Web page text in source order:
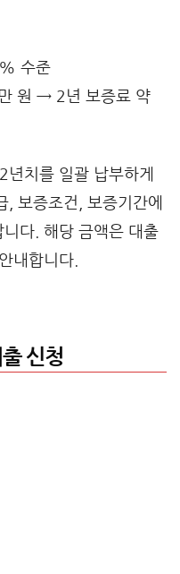
수준
원 → 2년 보증료 약
년치를 일괄 납부하게
보증조건, 보증기간에
다. 해당 금액은 대출
내합니다.
신청